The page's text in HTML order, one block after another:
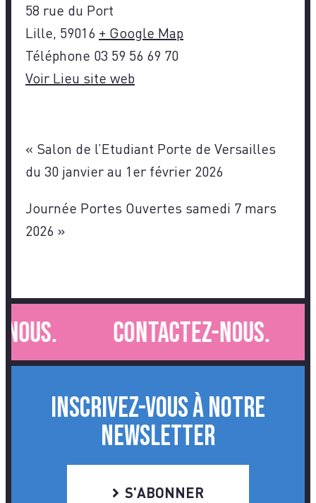
58 rue du Port
Lille, 59016 + Google Map
Téléphone 03 59 56 69 70
Voir Lieu site web
« Salon de l’Etudiant Porte de Versailles
du 30 janvier au 1er février 2026
Journée Portes Ouvertes samedi 7 mars
2026 »
Contactez-nous.
INSCRIVEZ-VOUS À NOTRE
NEWSLETTER
S'ABONNER